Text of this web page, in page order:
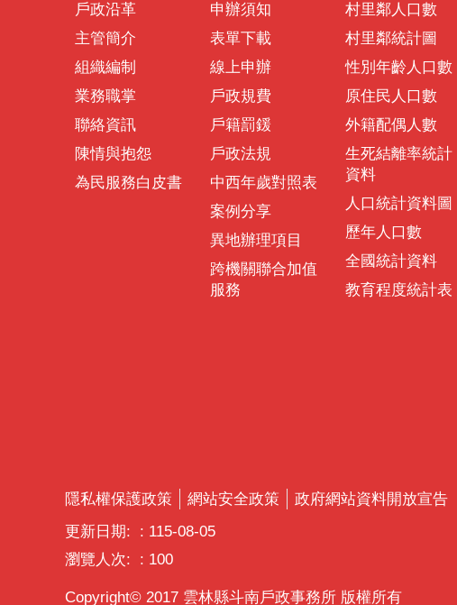
戶政沿革
主管簡介
組織編制
業務職掌
聯絡資訊
陳情與抱怨
為民服務白皮書
申辦須知
表單下載
線上申辦
戶政規費
戶籍罰鍰
戶政法規
中西年歲對照表
案例分享
異地辦理項目
跨機關聯合加值
服務
村里鄰人口數
村里鄰統計圖
性別年齡人口數
原住民人口數
外籍配偶人數
生死結離率統計
資料
人口統計資料圖
歷年人口數
全國統計資料
教育程度統計表
隱私權保護政策 網站安全政策
政府網站資料開放宣告
更新日期:
115-08-05
瀏覽人次:
100
Copyright© 2017 雲林縣斗南戶政事務所 版權所有